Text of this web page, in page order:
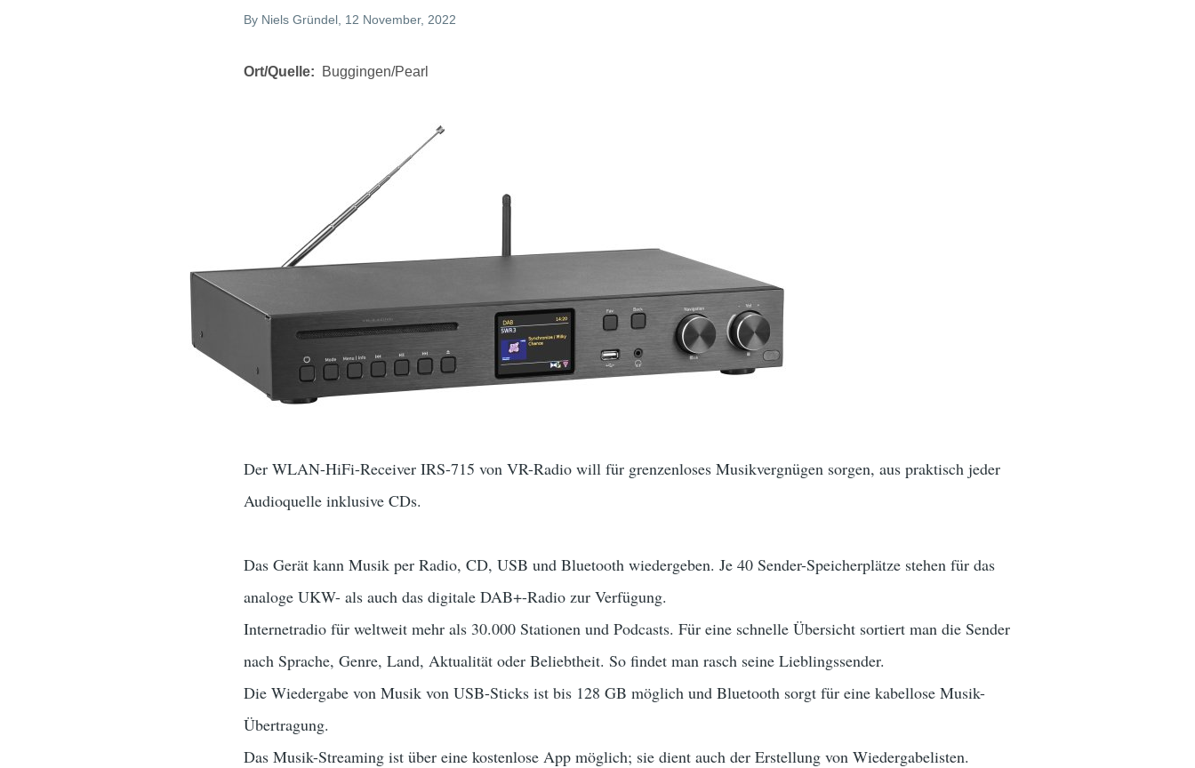
By Niels Gründel , 12 November, 2022
Ort/Quelle Buggingen/Pearl
Der WLAN-HiFi-Receiver IRS-715 von VR-Radio will für grenzenloses Musikvergnügen sorgen, aus praktisch jeder
Audioquelle inklusive CDs.
Das Gerät kann Musik per Radio, CD, USB und Bluetooth wiedergeben. Je 40 Sender-Speicherplätze stehen für das
analoge UKW- als auch das digitale DAB+-Radio zur Verfügung.
Internetradio für weltweit mehr als 30.000 Stationen und Podcasts. Für eine schnelle Übersicht sortiert man die Sender
nach Sprache, Genre, Land, Aktualität oder Beliebtheit. So findet man rasch seine Lieblingssender.
Die Wiedergabe von Musik von USB-Sticks ist bis 128 GB möglich und Bluetooth sorgt für eine kabellose Musik-
Übertragung.
Das Musik-Streaming ist über eine kostenlose App möglich; sie dient auch der Erstellung von Wiedergabelisten.